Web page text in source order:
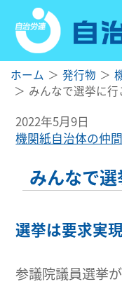
ホーム 発行物
みんなで選挙に
2022年5月9日
機関紙自治体の仲間
みんなで
選挙は要求実
参議院議員選挙